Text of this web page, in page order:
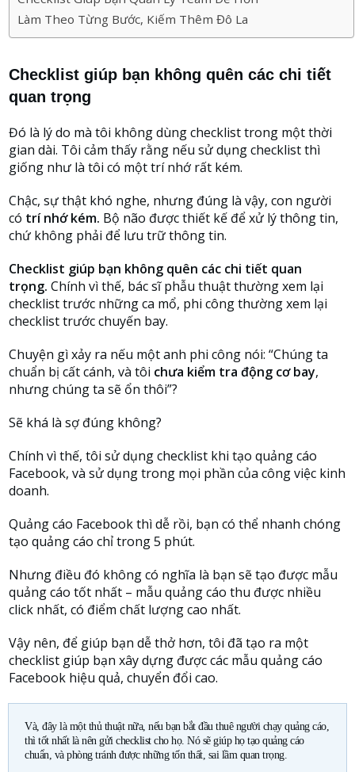
Làm Theo Từng Bước, Kiếm Thêm Đô La
Checklist giúp bạn không quên các chi tiết
quan trọng
Đó là lý do mà tôi không dùng checklist trong một thời
gian dài. Tôi cảm thấy rằng nếu sử dụng checklist thì
giống như là tôi có một trí nhớ rất kém.
Chậc, sự thật khó nghe, nhưng đúng là vậy, con người
có trí nhớ kém. Bộ não được thiết kế để xử lý thông tin,
chứ không phải để lưu trữ thông tin.
Checklist giúp bạn không quên các chi tiết quan
trọng. Chính vì thế, bác sĩ phẫu thuật thường xem lại
checklist trước những ca mổ, phi công thường xem lại
checklist trước chuyến bay.
Chuyện gì xảy ra nếu một anh phi công nói: “Chúng ta
chuẩn bị cất cánh, và tôi chưa kiểm tra động cơ bay,
nhưng chúng ta sẽ ổn thôi”?
Sẽ khá là sợ đúng không?
Chính vì thế, tôi sử dụng checklist khi tạo quảng cáo
Facebook, và sử dụng trong mọi phần của công việc kinh
doanh.
Quảng cáo Facebook thì dễ rồi, bạn có thể nhanh chóng
tạo quảng cáo chỉ trong 5 phút.
Nhưng điều đó không có nghĩa là bạn sẽ tạo được mẫu
quảng cáo tốt nhất – mẫu quảng cáo thu được nhiều
click nhất, có điểm chất lượng cao nhất.
Vậy nên, để giúp bạn dễ thở hơn, tôi đã tạo ra một
checklist giúp bạn xây dựng được các mẫu quảng cáo
Facebook hiệu quả, chuyển đổi cao.
Và, đây là một thủ thuật nữa, nếu bạn bắt đầu thuê người chạy quảng cáo,
thì tốt nhất là nên gửi checklist cho họ. Nó sẽ giúp họ tạo quảng cáo
chuẩn, và phòng tránh được những tốn thất, sai lầm quan trọng.